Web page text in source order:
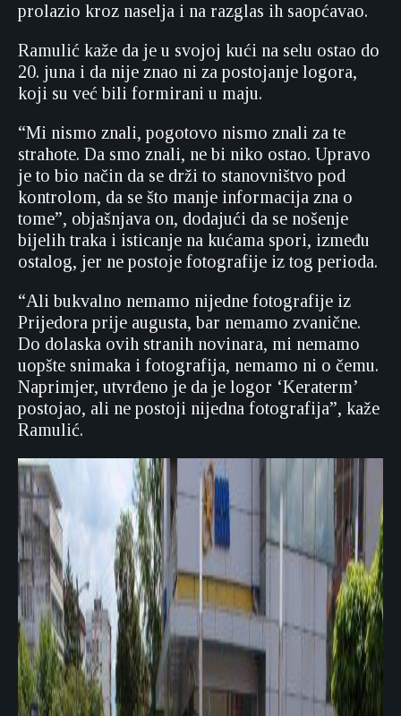
prolazio kroz naselja i na razglas ih saopćavao.
Ramulić kaže da je u svojoj kući na selu ostao do
20. juna i da nije znao ni za postojanje logora,
koji su već bili formirani u maju.
“Mi nismo znali, pogotovo nismo znali za te
strahote. Da smo znali, ne bi niko ostao. Upravo
je to bio način da se drži to stanovništvo pod
kontrolom, da se što manje informacija zna o
tome”, objašnjava on, dodajući da se nošenje
bijelih traka i isticanje na kućama spori, između
ostalog, jer ne postoje fotografije iz tog perioda.
“Ali bukvalno nemamo nijedne fotografije iz
Prijedora prije augusta, bar nemamo zvanične.
Do dolaska ovih stranih novinara, mi nemamo
uopšte snimaka i fotografija, nemamo ni o čemu.
Naprimjer, utvrđeno je da je logor ‘Keraterm’
postojao, ali ne postoji nijedna fotografija”, kaže
Ramulić.